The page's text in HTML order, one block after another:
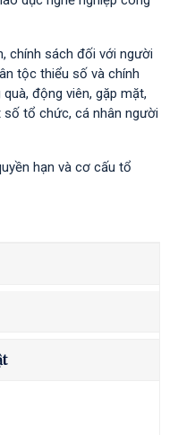
chính sách đối với người
tộc thiểu số và chính
động viên, gặp mặt,
tổ chức, cá nhân người
hạn và cơ cấu tổ